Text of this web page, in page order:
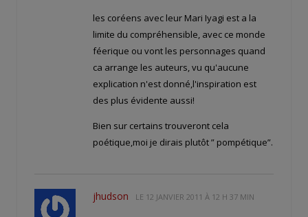
les coréens avec leur Mari Iyagi est a la
limite du compréhensible, avec ce monde
féerique ou vont les personnages quand
ca arrange les auteurs, vu qu'aucune
explication n'est donné,l'inspiration est
des plus évidente aussi!
Bien sur certains trouveront cela
poétique,moi je dirais plutôt ” pompétique”.
jhudson LE 12 JANVIER 2011 À 12 H 37 MIN